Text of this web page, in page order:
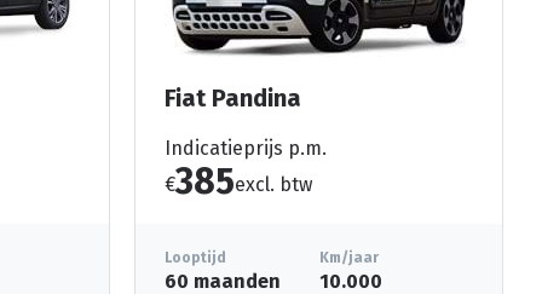
Fiat Pandina
Indicatieprijs p.m.
€385excl. btw
Looptijd
60 maanden
Km/jaar
10.000